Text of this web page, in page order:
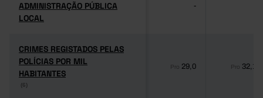
ADMINISTRAÇÃO PÚBLICA
LOCAL
ADMINISTRAÇÃO PÚBLICA
LOCAL
-
CRIMES REGISTADOS PELAS
POLÍCIAS POR MIL
HABITANTES
(6)
CRIMES REGISTADOS PELAS
POLÍCIAS POR MIL
HABITANTES
(6)
Pro 29,0 Pro 32,1